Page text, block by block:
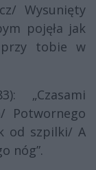
Wysunięty
pojęła jak
tobie w
„Czasami
Potwornego
od szpilki/ A
nóg”.